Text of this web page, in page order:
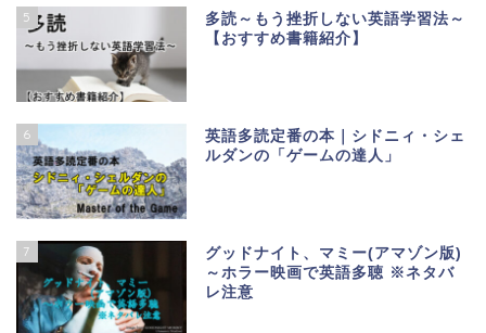
5
多読～もう挫折しない英語学習法～
【おすすめ書籍紹介】
6
英語多読定番の本｜シドニィ・シェ
ルダンの「ゲームの達人」
7
グッドナイト、マミー(アマゾン版)
～ホラー映画で英語多聴 ※ネタバ
レ注意